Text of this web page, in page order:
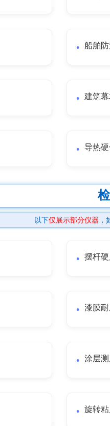
船舶
建筑
导热
以下仅展示部分仪器 ，
摆杆
漆膜
涂层
旋转